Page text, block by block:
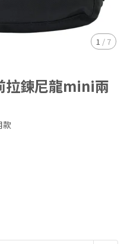
1 / 7
拉鍊尼龍mini兩
款